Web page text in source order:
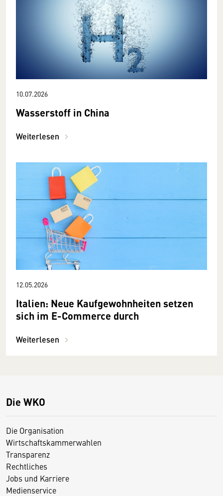
10.07.2026
Wasserstoff in China
Weiterlesen
12.05.2026
Italien: Neue Kaufgewohnheiten setzen
sich im E-Commerce durch
Weiterlesen
Die WKO
Die Organisation
Wirtschaftskammerwahlen
Transparenz
Rechtliches
Jobs und Karriere
Medienservice